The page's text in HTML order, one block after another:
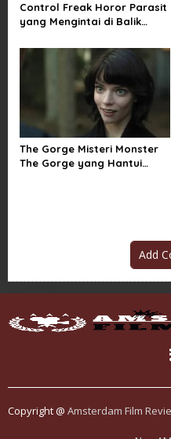
Control Freak Horor Parasit
yang Mengintai di Balik
The Gorge Misteri Monster
The Gorge yang Hantui
Add
Copyright @ Amsterdam Film